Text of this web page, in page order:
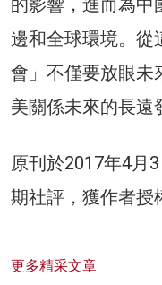
的影響，進而為中
邊和全球環境。從
會」不僅要放眼未
美關係未來的長遠
原刊於2017年4月
期社評，獲作者授
更多精采文章